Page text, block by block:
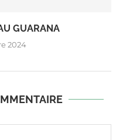
GUARANA
2024